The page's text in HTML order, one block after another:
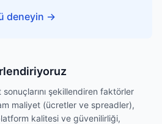
deneyin →
şekillendiren faktörler
maliyet (ücretler ve spreadler),
kalitesi ve güvenilirliği,